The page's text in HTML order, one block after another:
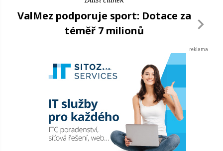
ValMez podporuje sport: Dotace za
téměř 7 milionů